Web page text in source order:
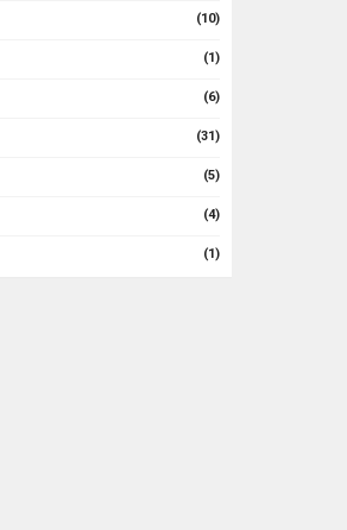
(10)
(1)
(6)
(31)
(5)
(4)
(1)